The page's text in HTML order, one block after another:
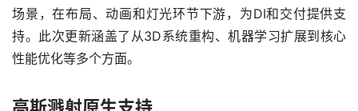
场景，在布局、动画和灯光环节下游，为DI和交付提供支
持。此次更新涵盖了从3D系统重构、机器学习扩展到核心
性能优化等多个方面。